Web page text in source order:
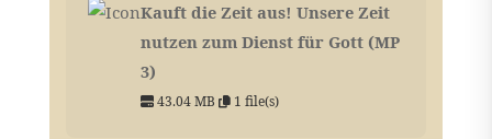
Kauft die Zeit aus! Unsere Zeit
nutzen zum Dienst für Gott (MP
3)
43.04 MB 1 file(s)